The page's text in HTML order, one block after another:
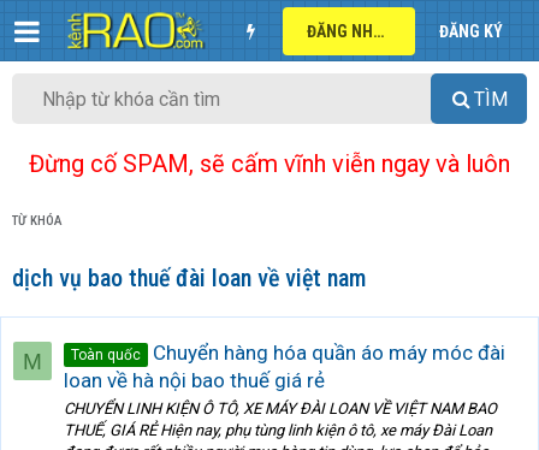
ĐĂNG NHẬP ĐĂNG KÝ
TÌM
Đừng cố SPAM, sẽ cấm vĩnh viễn ngay và luôn
TỪ KHÓA
dịch vụ bao thuế đài loan về việt nam
M Toàn quốc
Chuyển hàng hóa quần áo máy móc đài
loan về hà nội bao thuế giá rẻ
CHUYỂN LINH KIỆN Ô TÔ, XE MÁY ĐÀI LOAN VỀ VIỆT NAM BAO
THUẾ, GIÁ RẺ Hiện nay, phụ tùng linh kiện ô tô, xe máy Đài Loan